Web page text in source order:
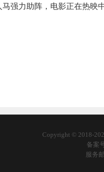
强力助阵，电影正在热映
Copyright © 2018-
备案
服务